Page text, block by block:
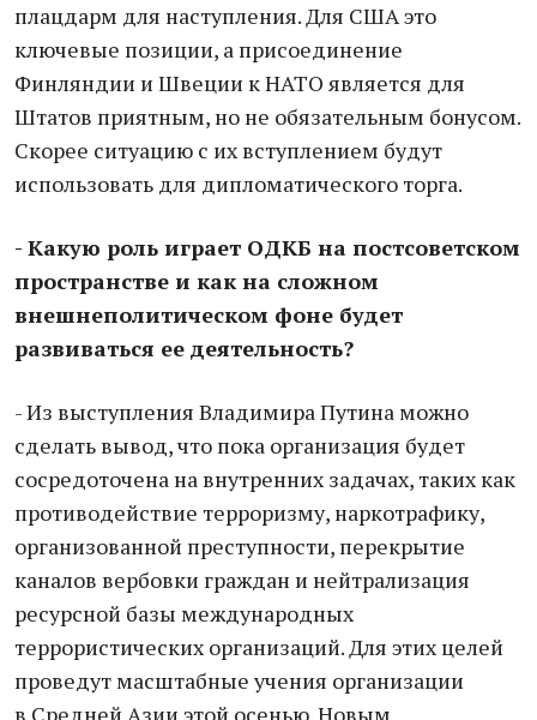
плацдарм для наступления. Для США это
ключевые позиции, а присоединение
Финляндии и Швеции к НАТО является для
Штатов приятным, но не обязательным бонусом.
Скорее ситуацию с их вступлением будут
использовать для дипломатического торга.
- Какую роль играет ОДКБ на постсоветском
пространстве и как на сложном
внешнеполитическом фоне будет
развиваться ее деятельность?
- Из выступления Владимира Путина можно
сделать вывод, что пока организация будет
сосредоточена на внутренних задачах, таких как
противодействие терроризму, наркотрафику,
организованной преступности, перекрытие
каналов вербовки граждан и нейтрализация
ресурсной базы международных
террористических организаций. Для этих целей
проведут масштабные учения организации
в Средней Азии этой осенью. Новым